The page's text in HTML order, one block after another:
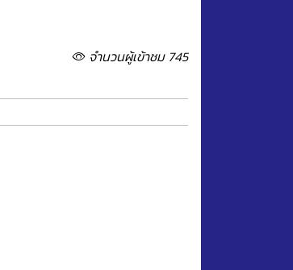
จำนวนผู้เข้าชม 745